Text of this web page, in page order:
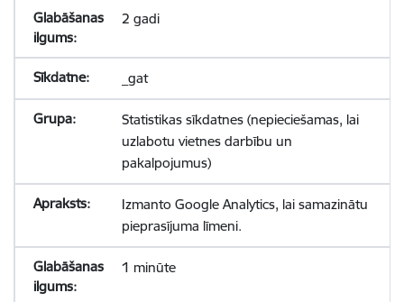
2 gadi
_gat
Statistikas sīkdatnes (nepieciešamas, lai
uzlabotu vietnes darbību un
pakalpojumus)
Izmanto Google Analytics, lai samazinātu
pieprasījuma līmeni.
1 minūte